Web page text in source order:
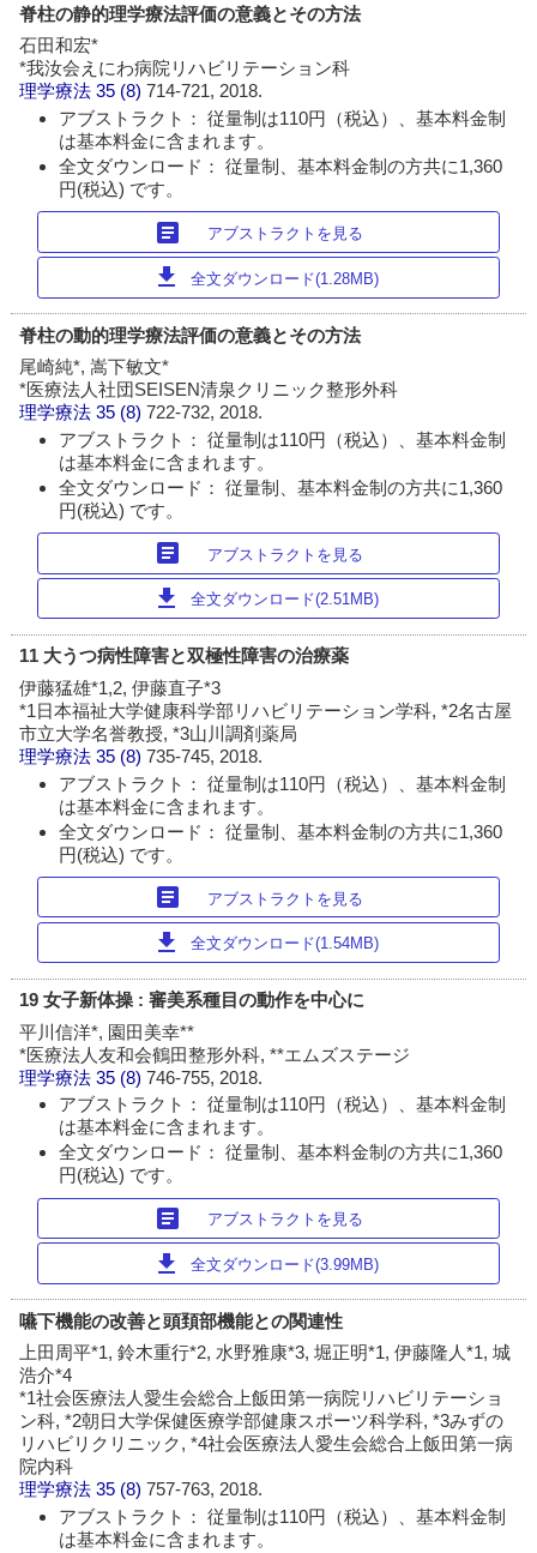
脊柱の静的理学療法評価の意義とその方法
石田和宏*
*我汝会えにわ病院リハビリテーション科
理学療法 35 (8)714-721, 2018.
アブストラクト： 従量制は110円（税込）、基本料金制
は基本料金に含まれます。
全文ダウンロード： 従量制、基本料金制の方共に1,360
円(税込) です。
article アブストラクトを見る
download 全文ダウンロード(1.28MB)
脊柱の動的理学療法評価の意義とその方法
尾崎純*, 嵩下敏文*
*医療法人社団SEISEN清泉クリニック整形外科
理学療法 35 (8)722-732, 2018.
アブストラクト： 従量制は110円（税込）、基本料金制
は基本料金に含まれます。
全文ダウンロード： 従量制、基本料金制の方共に1,360
円(税込) です。
article アブストラクトを見る
download 全文ダウンロード(2.51MB)
11 大うつ病性障害と双極性障害の治療薬
伊藤猛雄*1,2, 伊藤直子*3
*1日本福祉大学健康科学部リハビリテーション学科, *2名古屋
市立大学名誉教授, *3山川調剤薬局
理学療法 35 (8)735-745, 2018.
アブストラクト： 従量制は110円（税込）、基本料金制
は基本料金に含まれます。
全文ダウンロード： 従量制、基本料金制の方共に1,360
円(税込) です。
article アブストラクトを見る
download 全文ダウンロード(1.54MB)
19 女子新体操 : 審美系種目の動作を中心に
平川信洋*, 園田美幸**
*医療法人友和会鶴田整形外科, **エムズステージ
理学療法 35 (8)746-755, 2018.
アブストラクト： 従量制は110円（税込）、基本料金制
は基本料金に含まれます。
全文ダウンロード： 従量制、基本料金制の方共に1,360
円(税込) です。
article アブストラクトを見る
download 全文ダウンロード(3.99MB)
嚥下機能の改善と頭頚部機能との関連性
上田周平*1, 鈴木重行*2, 水野雅康*3, 堀正明*1, 伊藤隆人*1, 城
浩介*4
*1社会医療法人愛生会総合上飯田第一病院リハビリテーショ
ン科, *2朝日大学保健医療学部健康スポーツ科学科, *3みずの
リハビリクリニック, *4社会医療法人愛生会総合上飯田第一病
院内科
理学療法 35 (8)757-763, 2018.
アブストラクト： 従量制は110円（税込）、基本料金制
は基本料金に含まれます。